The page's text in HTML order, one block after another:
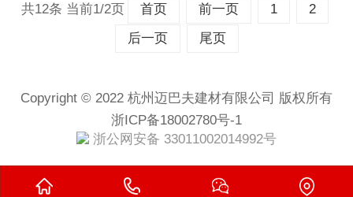
共12条 当前1/2页 首页 前一页 1
2
后一页
尾页
Copyright © 2022 杭州迈巴夫建材有限公司 版权所有
浙ICP备18002780号-1
浙公网安备 33011002014992号